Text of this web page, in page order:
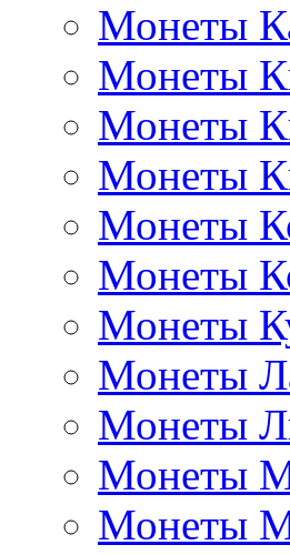
Монеты
Монеты
Монеты
Монеты
Монеты
Монеты
Монеты
Монеты
Монеты
Монеты
Монеты